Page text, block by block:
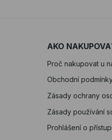
AKO
Proč nakupovat u
Obchodní
Zásady ochrany
Zásady používání
Prohlášení o